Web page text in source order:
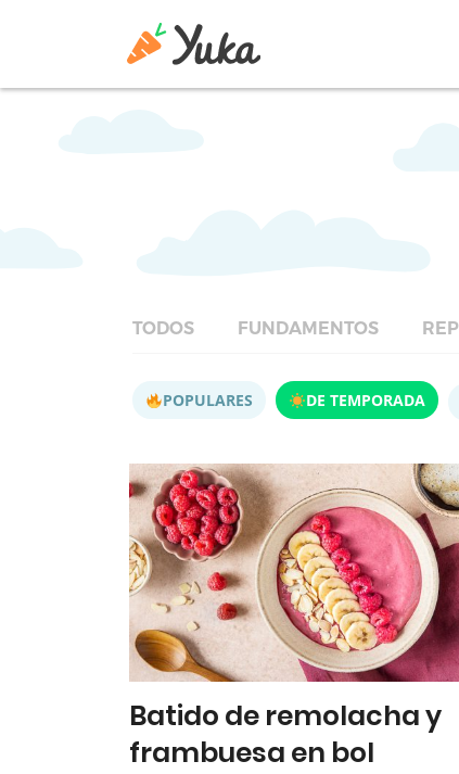
TODOS FUNDAMENTOS
POPULARES DE TEMPORADA
Batido de remolacha y
frambuesa en bol